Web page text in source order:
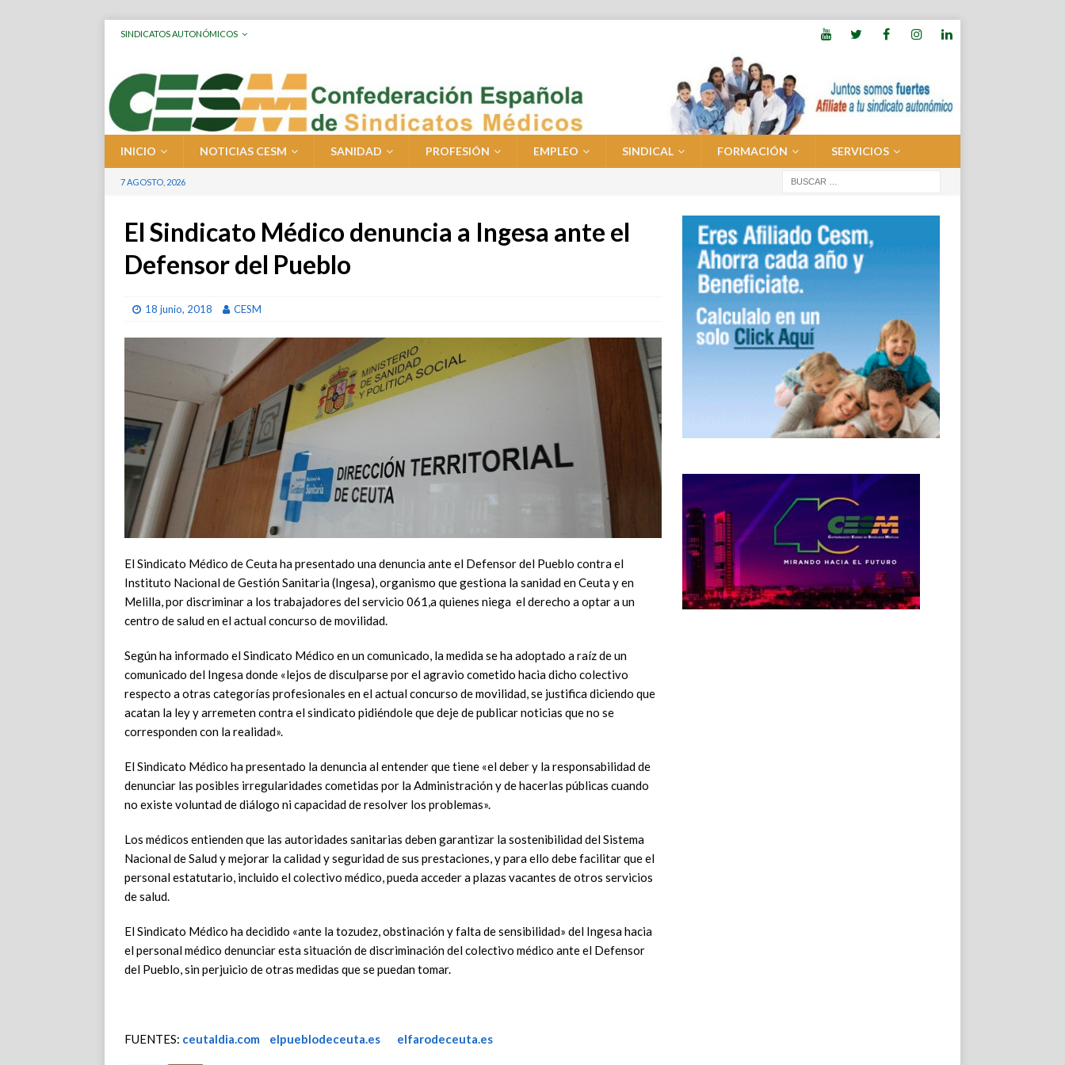
SINDICATOS AUTONÓMICOS
INICIO NOTICIAS CESM SANIDAD PROFESIÓN EMPLEO SINDICAL FORMACIÓN SERVICIOS
7 AGOSTO, 2026
El Sindicato Médico denuncia a Ingesa ante el
Defensor del Pueblo
18 junio, 2018 CESM
El Sindicato Médico de Ceuta ha presentado una denuncia ante el Defensor del Pueblo contra el
Instituto Nacional de Gestión Sanitaria (Ingesa), organismo que gestiona la sanidad en Ceuta y en
Melilla, por discriminar a los trabajadores del servicio 061,a quienes niega el derecho a optar a un
centro de salud en el actual concurso de movilidad.
Según ha informado el Sindicato Médico en un comunicado, la medida se ha adoptado a raíz de un
comunicado del Ingesa donde «lejos de disculparse por el agravio cometido hacia dicho colectivo
respecto a otras categorías profesionales en el actual concurso de movilidad, se justifica diciendo que
acatan la ley y arremeten contra el sindicato pidiéndole que deje de publicar noticias que no se
corresponden con la realidad».
El Sindicato Médico ha presentado la denuncia al entender que tiene «el deber y la responsabilidad de
denunciar las posibles irregularidades cometidas por la Administración y de hacerlas públicas cuando
no existe voluntad de diálogo ni capacidad de resolver los problemas».
Los médicos entienden que las autoridades sanitarias deben garantizar la sostenibilidad del Sistema
Nacional de Salud y mejorar la calidad y seguridad de sus prestaciones, y para ello debe facilitar que el
personal estatutario, incluido el colectivo médico, pueda acceder a plazas vacantes de otros servicios
de salud.
El Sindicato Médico ha decidido «ante la tozudez, obstinación y falta de sensibilidad» del Ingesa hacia
el personal médico denunciar esta situación de discriminación del colectivo médico ante el Defensor
del Pueblo, sin perjuicio de otras medidas que se puedan tomar.
FUENTES: ceutaldia.com elpueblodeceuta.es elfarodeceuta.es